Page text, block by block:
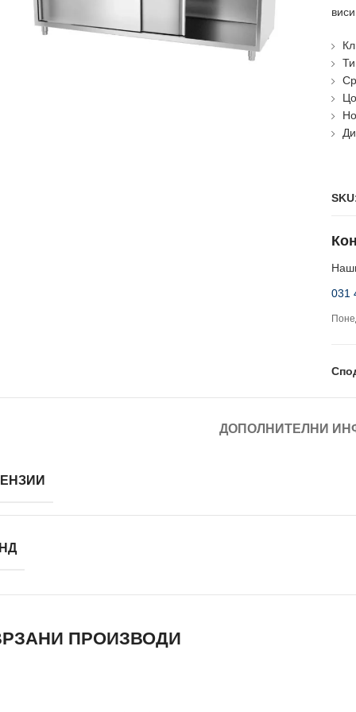
031
ДОПОЛНИТЕЛНИ
ПРОИЗВОДИ